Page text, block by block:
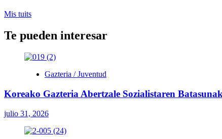
Mis tuits
Te pueden interesar
Gazteria / Juventud
Koreako Gazteria Abertzale Sozialistaren
julio 31, 2026